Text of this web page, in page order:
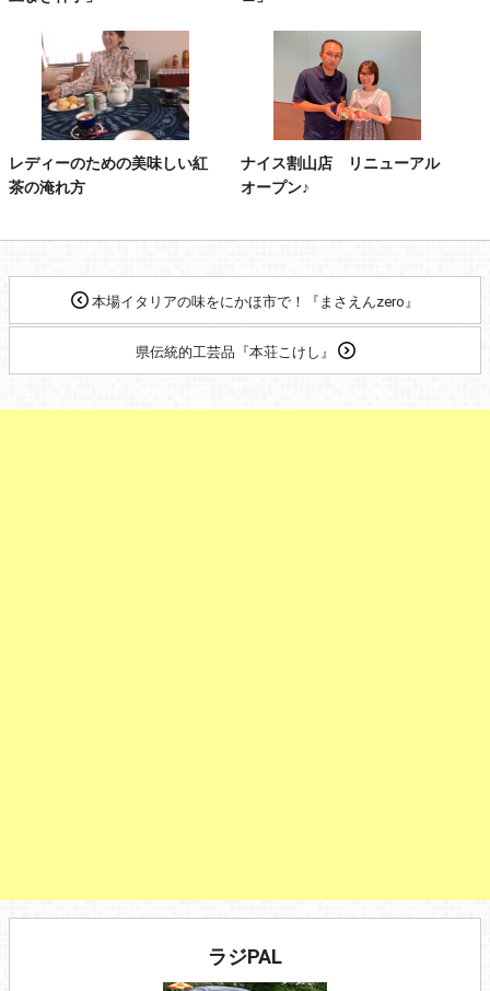
レディーのための美味しい紅
茶の淹れ方
ナイス割山店 リニューアル
オープン♪
本場イタリアの味をにかほ市で！『まさえんzero』
県伝統的工芸品『本荘こけし』
ラジPAL